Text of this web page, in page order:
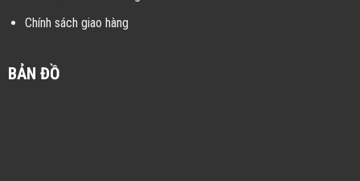
Chính sách giao hàng
BẢN ĐỒ